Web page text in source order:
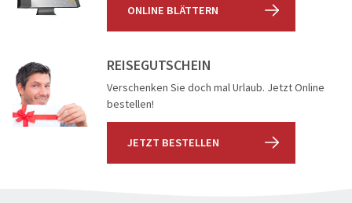
ONLINE BLÄTTERN
REISEGUTSCHEIN
Verschenken Sie doch mal Urlaub. Jetzt Online
bestellen!
JETZT BESTELLEN